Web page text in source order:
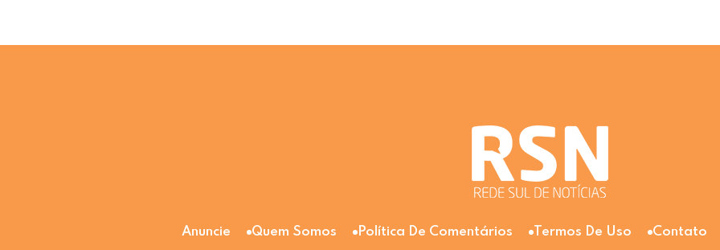
Anuncie Quem Somos Política De Comentários Termos De Uso Contato